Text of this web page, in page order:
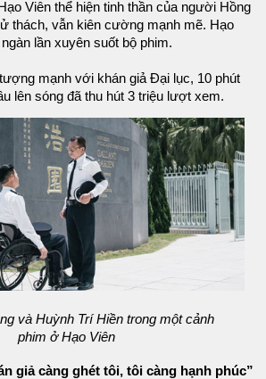
Viên thể hiện tinh thần của người Hồng
thách, vẫn kiên cường mạnh mẽ. Hạo
lần xuyên suốt bộ phim.
mạnh với khán giả Đại lục, 10 phút
lên sóng đã thu hút 3 triệu lượt xem.
và Huỳnh Trí Hiền trong một cảnh
phim ở Hạo Viên
giả càng ghét tôi, tôi càng hạnh phúc”